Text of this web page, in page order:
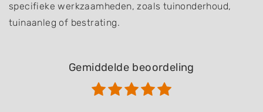
specifieke werkzaamheden, zoals tuinonderhoud,
tuinaanleg of bestrating.
Gemiddelde beoordeling